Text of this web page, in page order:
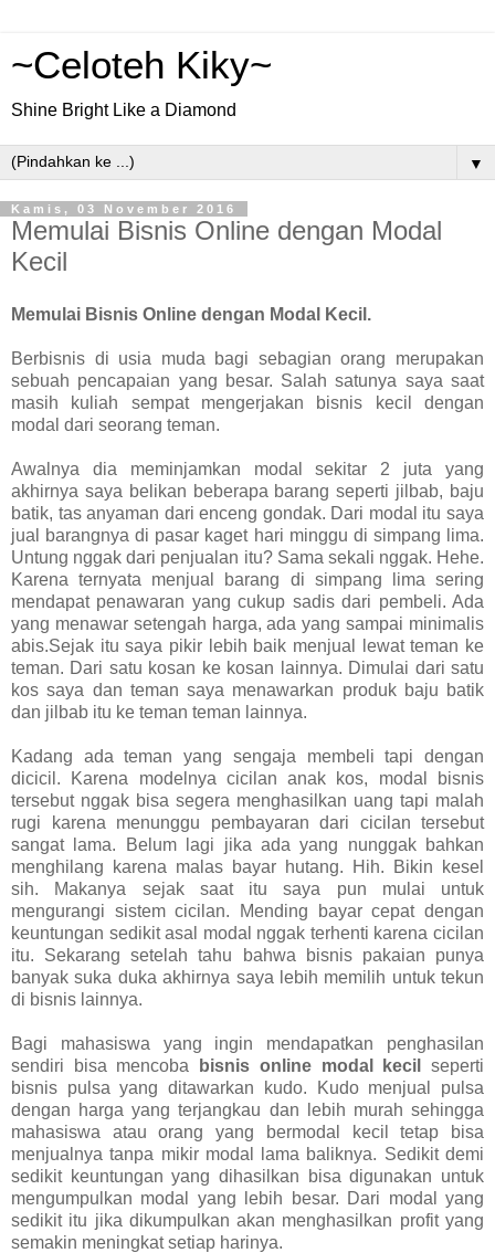
~Celoteh Kiky~
Shine Bright Like a Diamond
▼
Kamis, 03 November 2016
Memulai Bisnis Online dengan Modal
Kecil
Memulai Bisnis Online dengan Modal Kecil.
Berbisnis di usia muda bagi sebagian orang merupakan
sebuah pencapaian yang besar. Salah satunya saya saat
masih kuliah sempat mengerjakan bisnis kecil dengan
modal dari seorang teman.
Awalnya dia meminjamkan modal sekitar 2 juta yang
akhirnya saya belikan beberapa barang seperti jilbab, baju
batik, tas anyaman dari enceng gondak. Dari modal itu saya
jual barangnya di pasar kaget hari minggu di simpang lima.
Untung nggak dari penjualan itu? Sama sekali nggak. Hehe.
Karena ternyata menjual barang di simpang lima sering
mendapat penawaran yang cukup sadis dari pembeli. Ada
yang menawar setengah harga, ada yang sampai minimalis
abis.Sejak itu saya pikir lebih baik menjual lewat teman ke
teman. Dari satu kosan ke kosan lainnya. Dimulai dari satu
kos saya dan teman saya menawarkan produk baju batik
dan jilbab itu ke teman teman lainnya.
Kadang ada teman yang sengaja membeli tapi dengan
dicicil. Karena modelnya cicilan anak kos, modal bisnis
tersebut nggak bisa segera menghasilkan uang tapi malah
rugi karena menunggu pembayaran dari cicilan tersebut
sangat lama. Belum lagi jika ada yang nunggak bahkan
menghilang karena malas bayar hutang. Hih. Bikin kesel
sih. Makanya sejak saat itu saya pun mulai untuk
mengurangi sistem cicilan. Mending bayar cepat dengan
keuntungan sedikit asal modal nggak terhenti karena cicilan
itu. Sekarang setelah tahu bahwa bisnis pakaian punya
banyak suka duka akhirnya saya lebih memilih untuk tekun
di bisnis lainnya.
Bagi mahasiswa yang ingin mendapatkan penghasilan
sendiri bisa mencoba
bisnis online modal kecil
seperti
bisnis pulsa yang ditawarkan kudo. Kudo menjual pulsa
dengan harga yang terjangkau dan lebih murah sehingga
mahasiswa atau orang yang bermodal kecil tetap bisa
menjualnya tanpa mikir modal lama baliknya. Sedikit demi
sedikit keuntungan yang dihasilkan bisa digunakan untuk
mengumpulkan modal yang lebih besar. Dari modal yang
sedikit itu jika dikumpulkan akan menghasilkan profit yang
semakin meningkat setiap harinya.